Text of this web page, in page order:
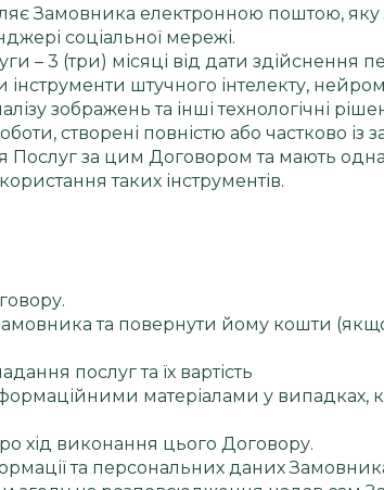
Замовника електронною поштою, яку
соціальної мережі.
– 3 (три) місяці від дати здійснення
штучного інтелекту,
зображень та інші технологічні
створені повністю або частково із
Послуг за цим Договором та мають
таких інструментів.
та повернути йому кошти
послуг та їх вартість
матеріалами у випадках,
хід виконання цього Договору.
та персональних даних